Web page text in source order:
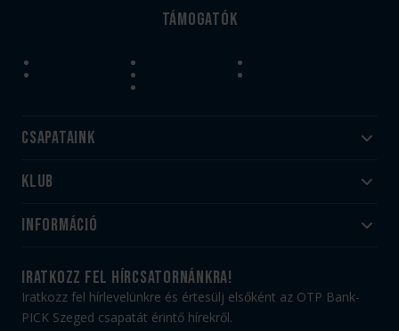
Támogatók
Csapataink
Felnőtt
Utánpótlás
Klub
#HandballFamily
Munkatársaink
PICK Aréna
Sajtóakkreditáció
Információ
Jegy- és bérletvásárlás
Webshop
iratkozz fel hírcsatornánkra!
Iratkozz fel hírlevelünkre és értesülj elsőként az OTP Bank-
PICK Szeged csapatát érintő hírekről.